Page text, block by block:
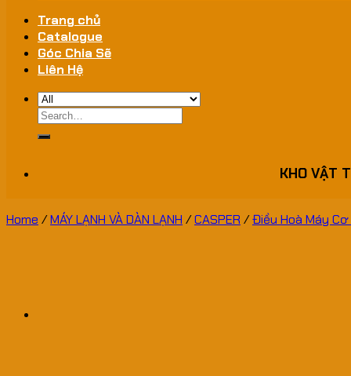
Trang chủ
Catalogue
Góc Chia Sẽ
Liên Hệ
Search
for:
KHO VẬT
Home /MÁY LẠNH VÀ DÀN LẠNH /CASPER /Điều Hoà Máy Cơ